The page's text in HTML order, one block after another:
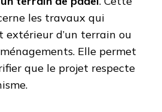
les travaux qui
extérieur d’un terrain ou
Elle permet
que le projet respecte